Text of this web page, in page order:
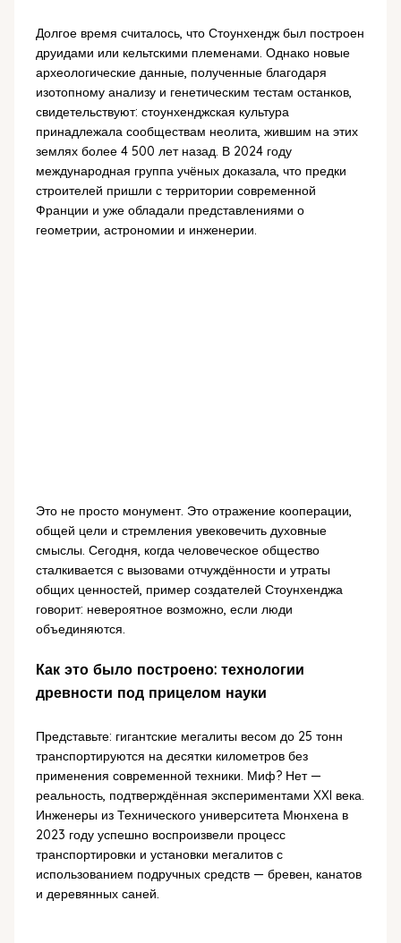
Долгое время считалось, что Стоунхендж был построен
друидами или кельтскими племенами. Однако новые
археологические данные, полученные благодаря
изотопному анализу и генетическим тестам останков,
свидетельствуют: стоунхенджская культура
принадлежала сообществам неолита, жившим на этих
землях более 4 500 лет назад. В 2024 году
международная группа учёных доказала, что предки
строителей пришли с территории современной
Франции и уже обладали представлениями о
геометрии, астрономии и инженерии.
Это не просто монумент. Это отражение кооперации,
общей цели и стремления увековечить духовные
смыслы. Сегодня, когда человеческое общество
сталкивается с вызовами отчуждённости и утраты
общих ценностей, пример создателей Стоунхенджа
говорит: невероятное возможно, если люди
объединяются.
Как это было построено: технологии
древности под прицелом науки
Представьте: гигантские мегалиты весом до 25 тонн
транспортируются на десятки километров без
применения современной техники. Миф? Нет —
реальность, подтверждённая экспериментами XXI века.
Инженеры из Технического университета Мюнхена в
2023 году успешно воспроизвели процесс
транспортировки и установки мегалитов с
использованием подручных средств — бревен, канатов
и деревянных саней.